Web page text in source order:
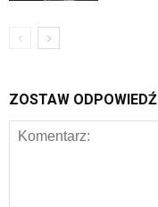
ZOSTAW ODPOWIEDŹ